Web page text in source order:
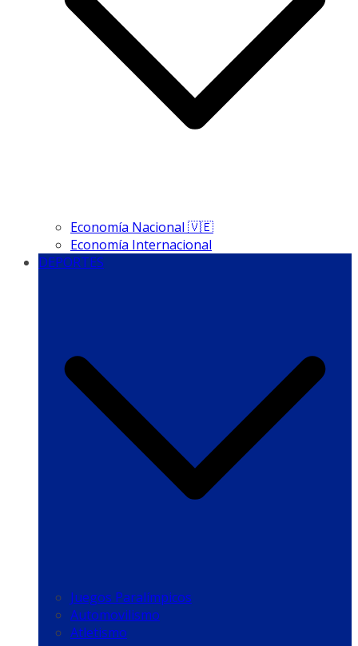
Economía Nacional 🇻🇪
Economía Internacional
DEPORTES
Juegos Paralímpicos
Automovilismo
Atletismo